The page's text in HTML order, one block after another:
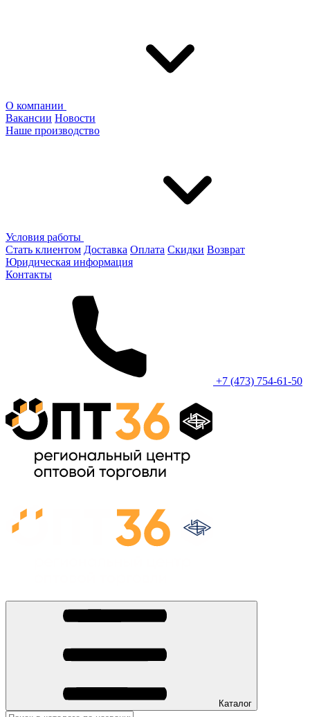
О компании
Вакансии Новости
Наше производство
Условия работы
Стать клиентом Доставка Оплата Скидки Возврат
Юридическая информация
Контакты
+7 (473) 754-61-50
Каталог